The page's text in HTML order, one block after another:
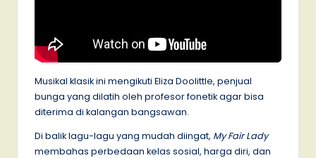
Musikal klasik ini mengikuti Eliza Doolittle, penjual
bunga yang dilatih oleh profesor fonetik agar bisa
diterima di kalangan bangsawan.
Di balik lagu-lagu yang mudah diingat, My Fair Lady
membahas perbedaan kelas sosial, harga diri, dan